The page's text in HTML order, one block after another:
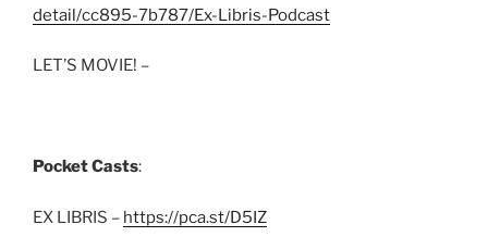
detail/cc895-7b787/Ex-Libris-Podcast
LET’S MOVIE! –
Pocket Casts:
EX LIBRIS – https://pca.st/D5IZ